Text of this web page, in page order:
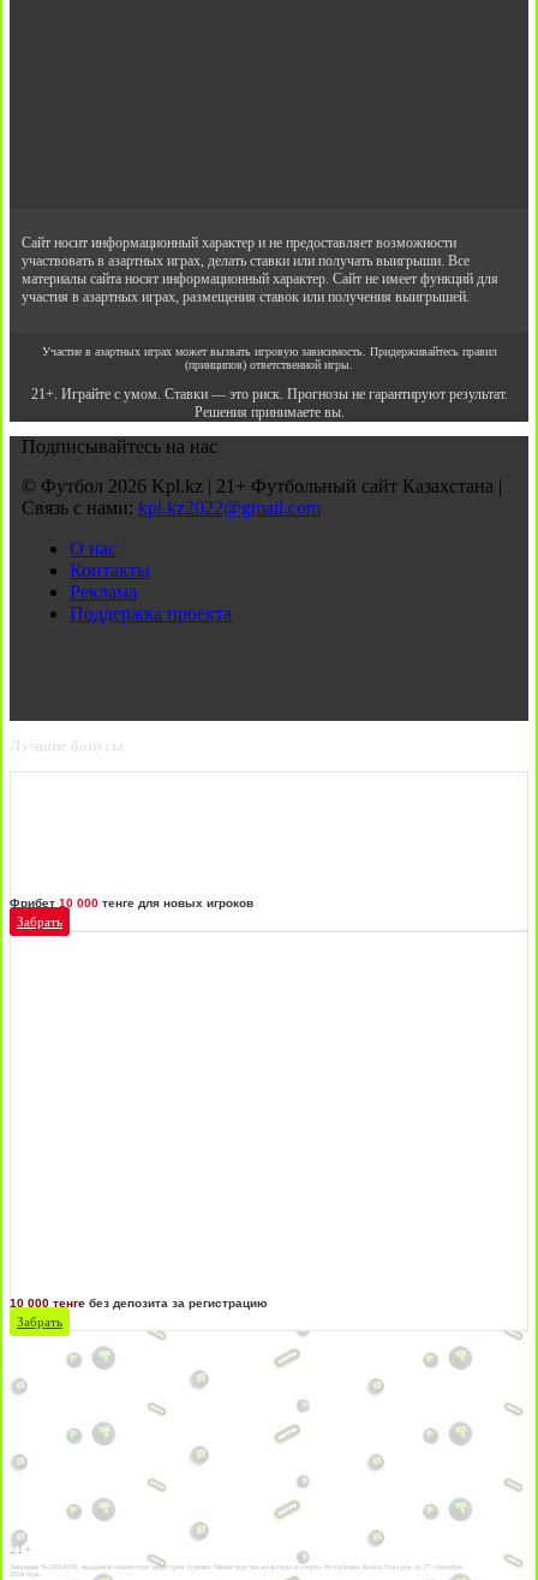
Сайт носит информационный характер и не предоставляет возможности
участвовать в азартных играх, делать ставки или получать выигрыши. Все
материалы сайта носят информационный характер. Сайт не имеет функций для
участия в азартных играх, размещения ставок или получения выигрышей.
Участие в азартных играх может вызвать игровую зависимость. Придерживайтесь правил
(принципов) ответственной игры.
21+. Играйте с умом. Ставки — это риск. Прогнозы не гарантируют результат.
Решения принимаете вы.
Подписывайтесь на нас
© Футбол 2026 Kpl.kz | 21+ Футбольный сайт Казахстана |
Связь с нами: kpl.kz2022@gmail.com
О нас
Контакты
Реклама
Поддержка проекта
Лучшие бонусы
Фрибет 10 000 тенге для новых игроков
Забрать
10 000 тенге без депозита за регистрацию
Забрать
21+
Лицензии №24514359, выданной комитетом индустрии туризма Министерства культуры и спорта Республики Казахстан срок до 27 сентября
2034 года.